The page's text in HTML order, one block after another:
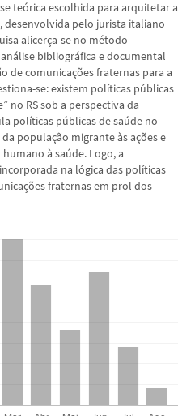
teórica escolhida para arquitetar a
desenvolvida pelo jurista italiano
alicerça-se no método
bibliográfica e documental
de comunicações fraternas para a
se: existem políticas públicas
no RS sob a perspectiva da
políticas públicas de saúde no
população migrante às ações e
à saúde. Logo, a
na lógica das políticas
fraternas em prol dos